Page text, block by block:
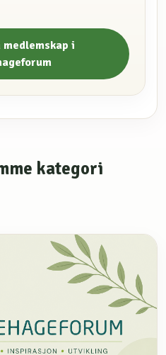
medlemskap i
kategori